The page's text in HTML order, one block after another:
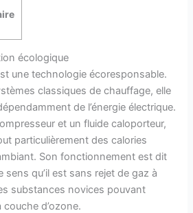
écologique
une technologie écoresponsable.
classiques de chauffage, elle
de l’énergie électrique.
et un fluide caloporteur,
particulièrement des calories
Son fonctionnement est dit
qu’il est sans rejet de gaz à
substances novices pouvant
d’ozone.